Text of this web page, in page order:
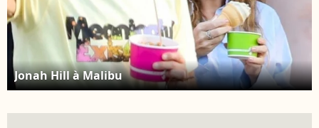
Jonah Hill à Malibu